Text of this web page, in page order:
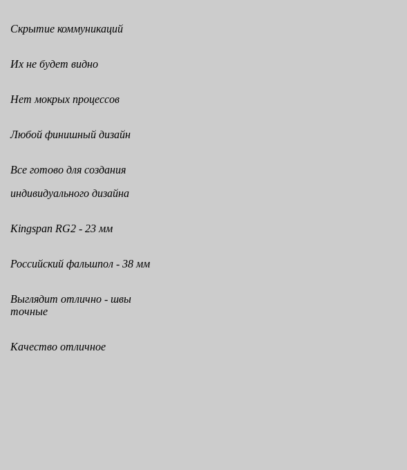
Скрытие коммуникаций
Их не будет видно
Нет мокрых процессов
Любой финишный дизайн
Все готово для создания
индивидуального дизайна
Kingspan RG2 - 23 мм
Российский фальшпол - 38 мм
Выглядит отлично - швы
точные
Качество отличное